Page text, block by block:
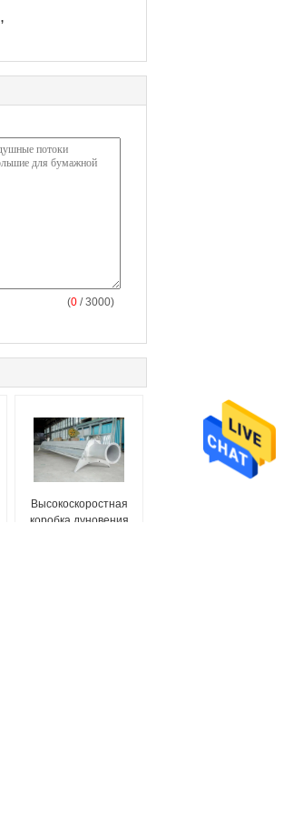
,
(0 / 3000)
Высокоскоростная
коробка дуновения